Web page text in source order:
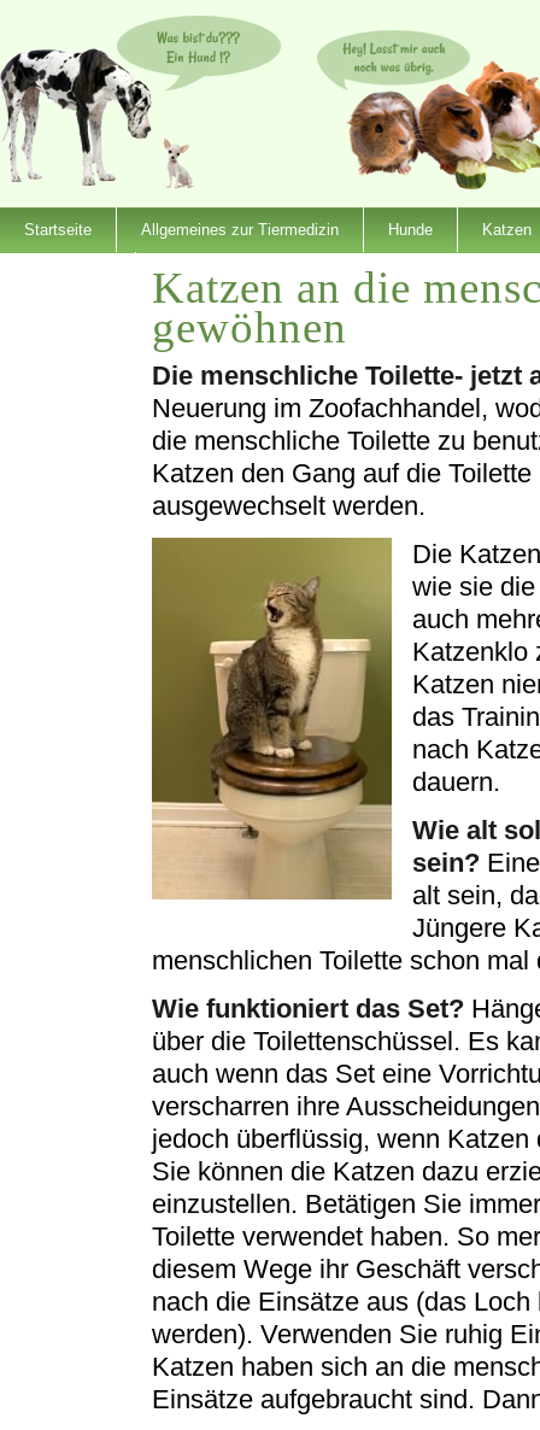
Startseite Allgemeines zur Tiermedizin Hunde Katzen
Katzen an die
gewöhnen
Die menschliche Toilette- jetzt
Neuerung im Zoofachhandel,
die menschliche Toilette zu
Katzen den Gang auf die
ausgewechselt werden.
Die
wie sie
auch
Katzenklo
Katzen
das
nach
dauern.
Wie alt
sein?
alt sein,
Jüngere
menschlichen Toilette schon
Wie funktioniert das Set?
über die Toilettenschüssel. Es
auch wenn das Set eine
verscharren ihre
jedoch überflüssig, wenn
Sie können die Katzen dazu
einzustellen. Betätigen Sie
Toilette verwendet haben. So
diesem Wege ihr Geschäft
nach die Einsätze aus (das
werden). Verwenden Sie ruhig
Katzen haben sich an die
Einsätze aufgebraucht sind.